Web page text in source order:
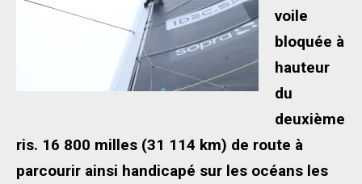
voile
bloquée à
hauteur
du
deuxième
ris. 16 800 milles (31 114 km) de route à
parcourir ainsi handicapé sur les océans les